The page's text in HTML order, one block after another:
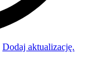
Dodaj aktualizację.